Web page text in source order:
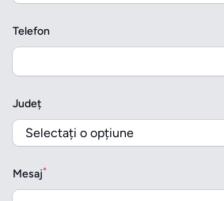
Telefon
Județ
Mesaj*